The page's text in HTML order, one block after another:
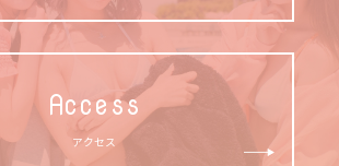
Access
アクセス